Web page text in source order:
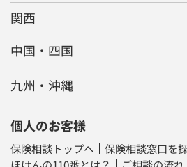
関西
中国・四国
九州・沖縄
個人のお客様
保険相談トップへ
保険相談窓口を